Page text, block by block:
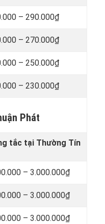
– 290.000₫
– 270.000₫
– 250.000₫
– 230.000₫
Phát
tắc tại Thường Tín
– 3.000.000₫
– 3.000.000₫
– 3.000.000₫